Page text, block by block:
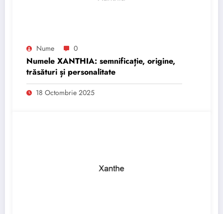
Nume 0
Numele XANTHIA: semnificație, origine,
trăsături și personalitate
18 Octombrie 2025